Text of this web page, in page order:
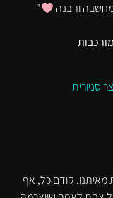
מחשבה והבנה
"
סניורית
לאחת מאיתנו. קודם כל, אף